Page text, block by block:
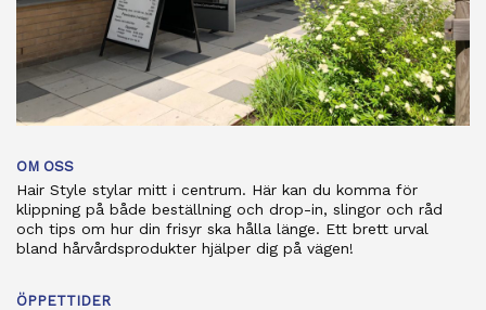
OM OSS
Hair Style stylar mitt i centrum. Här kan du komma för
klippning på både beställning och drop-in, slingor och råd
och tips om hur din frisyr ska hålla länge. Ett brett urval
bland hårvårdsprodukter hjälper dig på vägen!
ÖPPETTIDER